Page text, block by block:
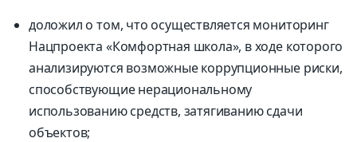
доложил о том, что осуществляется мониторинг
Нацпроекта «Комфортная школа», в ходе которого
анализируются возможные коррупционные риски,
способствующие нерациональному
использованию средств, затягиванию сдачи
объектов;